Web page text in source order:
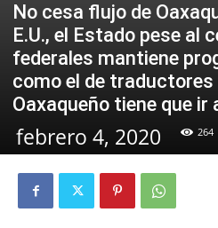
No cesa flujo de
E.U., el Estado pese al
federales mantiene
como el de traductores
Oaxaqueño tiene que ir
febrero 4, 2020 264